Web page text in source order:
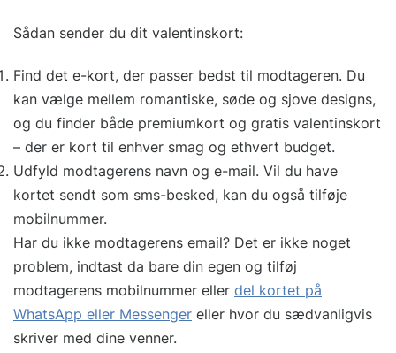
Sådan sender du dit valentinskort:
Find det e-kort, der passer bedst til modtageren. Du
kan vælge mellem romantiske, søde og sjove designs,
og du finder både premiumkort og gratis valentinskort
– der er kort til enhver smag og ethvert budget.
Udfyld modtagerens navn og e-mail. Vil du have
kortet sendt som sms-besked, kan du også tilføje
mobilnummer.
Har du ikke modtagerens email? Det er ikke noget
problem, indtast da bare din egen og tilføj
modtagerens mobilnummer eller del kortet på
WhatsApp eller Messenger eller hvor du sædvanligvis
skriver med dine venner.